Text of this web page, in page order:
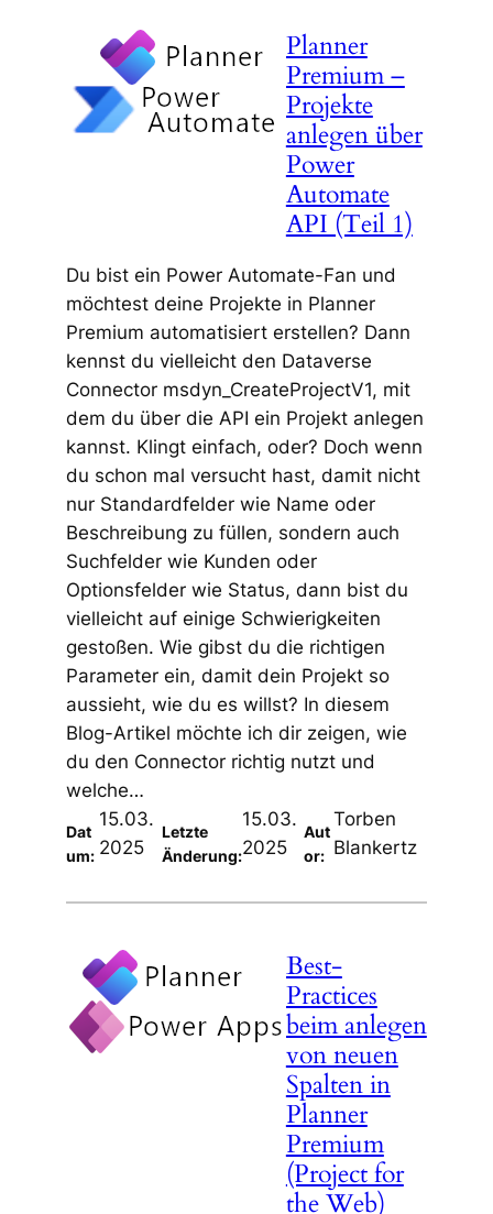
Planner
Premium –
Projekte
anlegen über
Power
Automate
API (Teil 1)
Du bist ein Power Automate-Fan und
möchtest deine Projekte in Planner
Premium automatisiert erstellen? Dann
kennst du vielleicht den Dataverse
Connector msdyn_CreateProjectV1, mit
dem du über die API ein Projekt anlegen
kannst. Klingt einfach, oder? Doch wenn
du schon mal versucht hast, damit nicht
nur Standardfelder wie Name oder
Beschreibung zu füllen, sondern auch
Suchfelder wie Kunden oder
Optionsfelder wie Status, dann bist du
vielleicht auf einige Schwierigkeiten
gestoßen. Wie gibst du die richtigen
Parameter ein, damit dein Projekt so
aussieht, wie du es willst? In diesem
Blog-Artikel möchte ich dir zeigen, wie
du den Connector richtig nutzt und
welche…
Dat
um:
15.03.
2025
Letzte
Änderung:
15.03.
2025
Aut
or:
Torben
Blankertz
Best-
Practices
beim anlegen
von neuen
Spalten in
Planner
Premium
(Project for
the Web)